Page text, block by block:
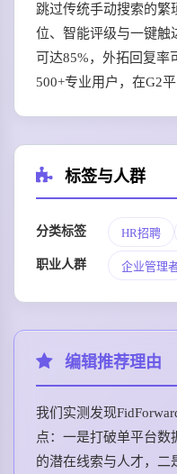
跳过传统手动搜索的繁
位、智能评级与一键触
可达85%，外拓回复率
500+专业用户，在G2
标签与人群
分类标签 HR招聘
职业人群 企业管理
编辑推荐理由
我们实测发现
点：一是打破单平台
的潜在线索与人才，二